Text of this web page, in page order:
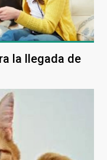
la llegada de